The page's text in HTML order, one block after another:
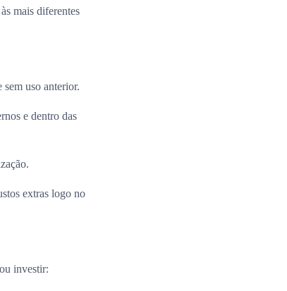
mais diferentes
sem uso anterior.
e dentro das
extras logo no
investir: